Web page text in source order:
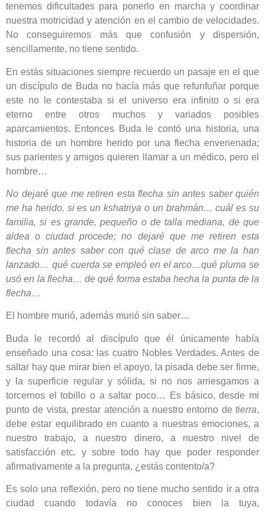
tenemos dificultades para ponerlo en marcha y coordinar
nuestra motricidad y atención en el cambio de velocidades.
No conseguiremos más que confusión y dispersión,
sencillamente, no tiene sentido.
En estás situaciones siempre recuerdo un pasaje en el que
un discípulo de Buda no hacía más que refunfuñar porque
este no le contestaba si el universo era infinito o si era
eterno entre otros muchos y variados posibles
aparcamientos. Entonces Buda le contó una historia, una
historia de un hombre herido por una flecha envenenada;
sus parientes y amigos quieren llamar a un médico, pero el
hombre…
No dejaré que me retiren esta flecha sin antes saber quién
me ha herido, si es un kshatriya o un brahmán… cuál es su
familia, si es grande, pequeño o de talla mediana, de que
aldea o ciudad procede; no dejaré que me retiren esta
flecha sin antes saber con qué clase de arco me la han
lanzado… qué cuerda se empleó en el arco…qué pluma se
usó en la flecha… de qué forma estaba hecha la punta de la
flecha…
El hombre murió, además murió sin saber…
Buda le recordó al discípulo que él únicamente había
enseñado una cosa: las cuatro Nobles Verdades. Antes de
saltar hay que mirar bien el apoyo, la pisada debe ser firme,
y la superficie regular y sólida, si no nos arriesgamos a
torcernos el tobillo o a saltar poco… Es básico, desde mi
punto de vista, prestar atención a nuestro entorno de tierra,
debe estar equilibrado en cuanto a nuestras emociones, a
nuestro trabajo, a nuestro dinero, a nuestro nivel de
satisfacción etc. y sobre todo hay que poder responder
afirmativamente a la pregunta, ¿estás contento/a?
Es solo una reflexión, pero no tiene mucho sentido ir a otra
ciudad cuando todavía no conoces bien la tuya,